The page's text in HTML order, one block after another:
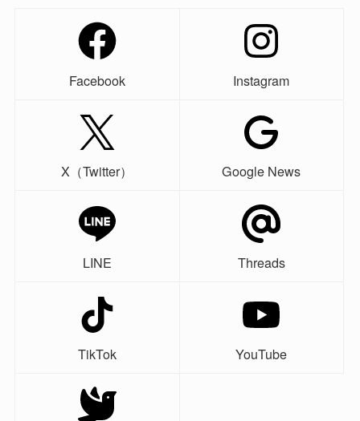
Facebook Instagram
X（Twitter） Google News
LINE Threads
TikTok YouTube